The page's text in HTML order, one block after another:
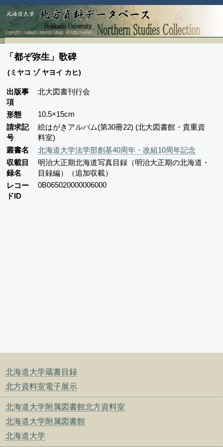
北海道大学蔵書目録
北方資料室電子展示
北海道大学附属図書館北方資料室
北海道大学附属図書館
北海道大学
「都ぞ弥生」歌碑
(ミヤコ ゾ ヤヨイ カヒ)
出版事
項
北大図書刊行会
形態
10.5×15cm
請求記
号
絵はがきアルバム(第30冊22) (北大図書館・貴重資
料室)
叢書名
北海道大学法学部創基40周年・改組10周年記念
収載目
録名
明治大正期北海道写真目録（明治大正期の北海道・
目録編）（追加収載）
レコー
ドID
0B065020000006000